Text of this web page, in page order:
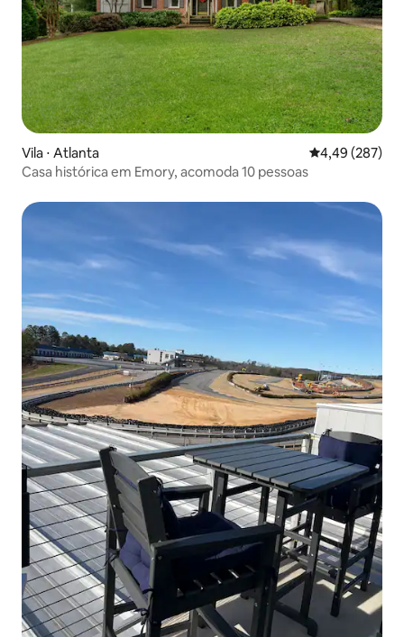
Vila ⋅ Atlanta 4,49 de uma
4,49 (287)
Casa histórica em Emory, acomoda 10 pessoas